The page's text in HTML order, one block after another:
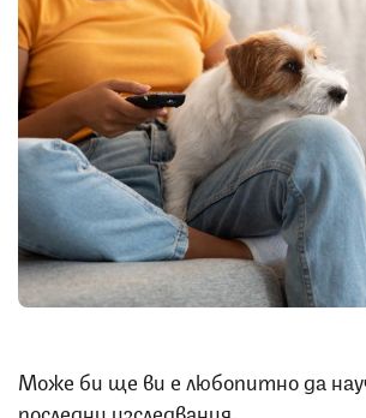
Може би ще ви е любопитно да
последни изследвания,